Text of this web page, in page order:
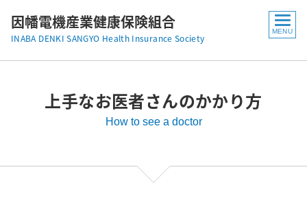
因幡電機産業健康保険組合
INABA DENKI SANGYO Health Insurance Society
上手なお医者さんのかかり方
How to see a doctor